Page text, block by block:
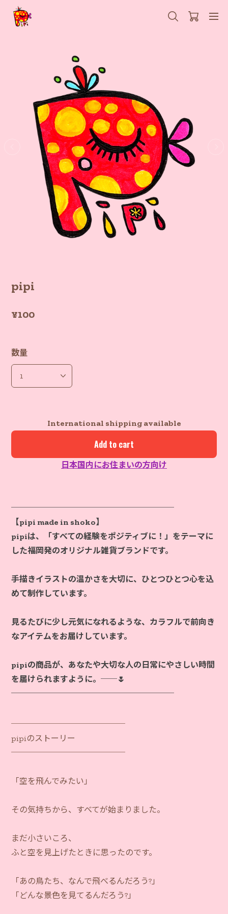
pipi
¥100
数量
International shipping available
Add to cart
日本国内にお住まいの方向け
────────────────────
【pipi made in shoko】
pipiは、「すべての経験をポジティブに！」をテーマに
した福岡発のオリジナル雑貨ブランドです。
手描きイラストの温かさを大切に、ひとつひとつ心を込
めて制作しています。
見るたびに少し元気になれるような、カラフルで前向き
なアイテムをお届けしています。
pipiの商品が、あなたや大切な人の日常にやさしい時間
を届けられますように。──🌷
──────────────
pipiのストーリー
──────────────
「空を飛んでみたい」
その気持ちから、すべてが始まりました。
まだ小さいころ、
ふと空を見上げたときに思ったのです。
「あの鳥たち、なんで飛べるんだろう?」
「どんな景色を見てるんだろう?」